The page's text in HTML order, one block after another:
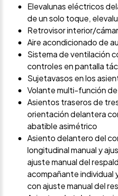
Elevalunas eléctricos
de un solo toque,
Retrovisor interior/
Aire acondicionado de
Sistema de ventilación
controles en pantalla
Sujetavasos en los
Volante multi-función de
Asientos traseros de
orientación delantera
abatible asimétrico
Asiento delantero del
longitudinal manual y
ajuste manual del
acompañante individual
con ajuste manual del